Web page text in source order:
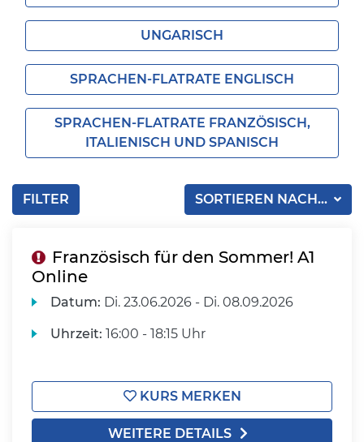
UNGARISCH
SPRACHEN-FLATRATE ENGLISCH
SPRACHEN-FLATRATE FRANZÖSISCH,
ITALIENISCH UND SPANISCH
SORTIEREN NACH...
FILTER
Französisch für den Sommer! A1
Online
Datum: Di. 23.06.2026 - Di. 08.09.2026
Uhrzeit: 16:00 - 18:15 Uhr
KURS MERKEN
WEITERE DETAILS